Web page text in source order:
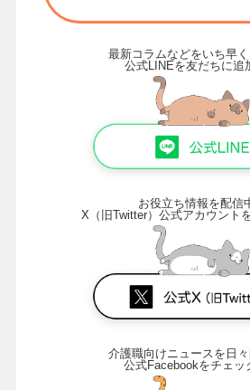
最新コラムなどをいち早く
公式LINEを友だちに追
お役立ち情報を配信
X（旧Twitter）公式アカウント
介護職向けニュースを日々
公式Facebookをチェッ